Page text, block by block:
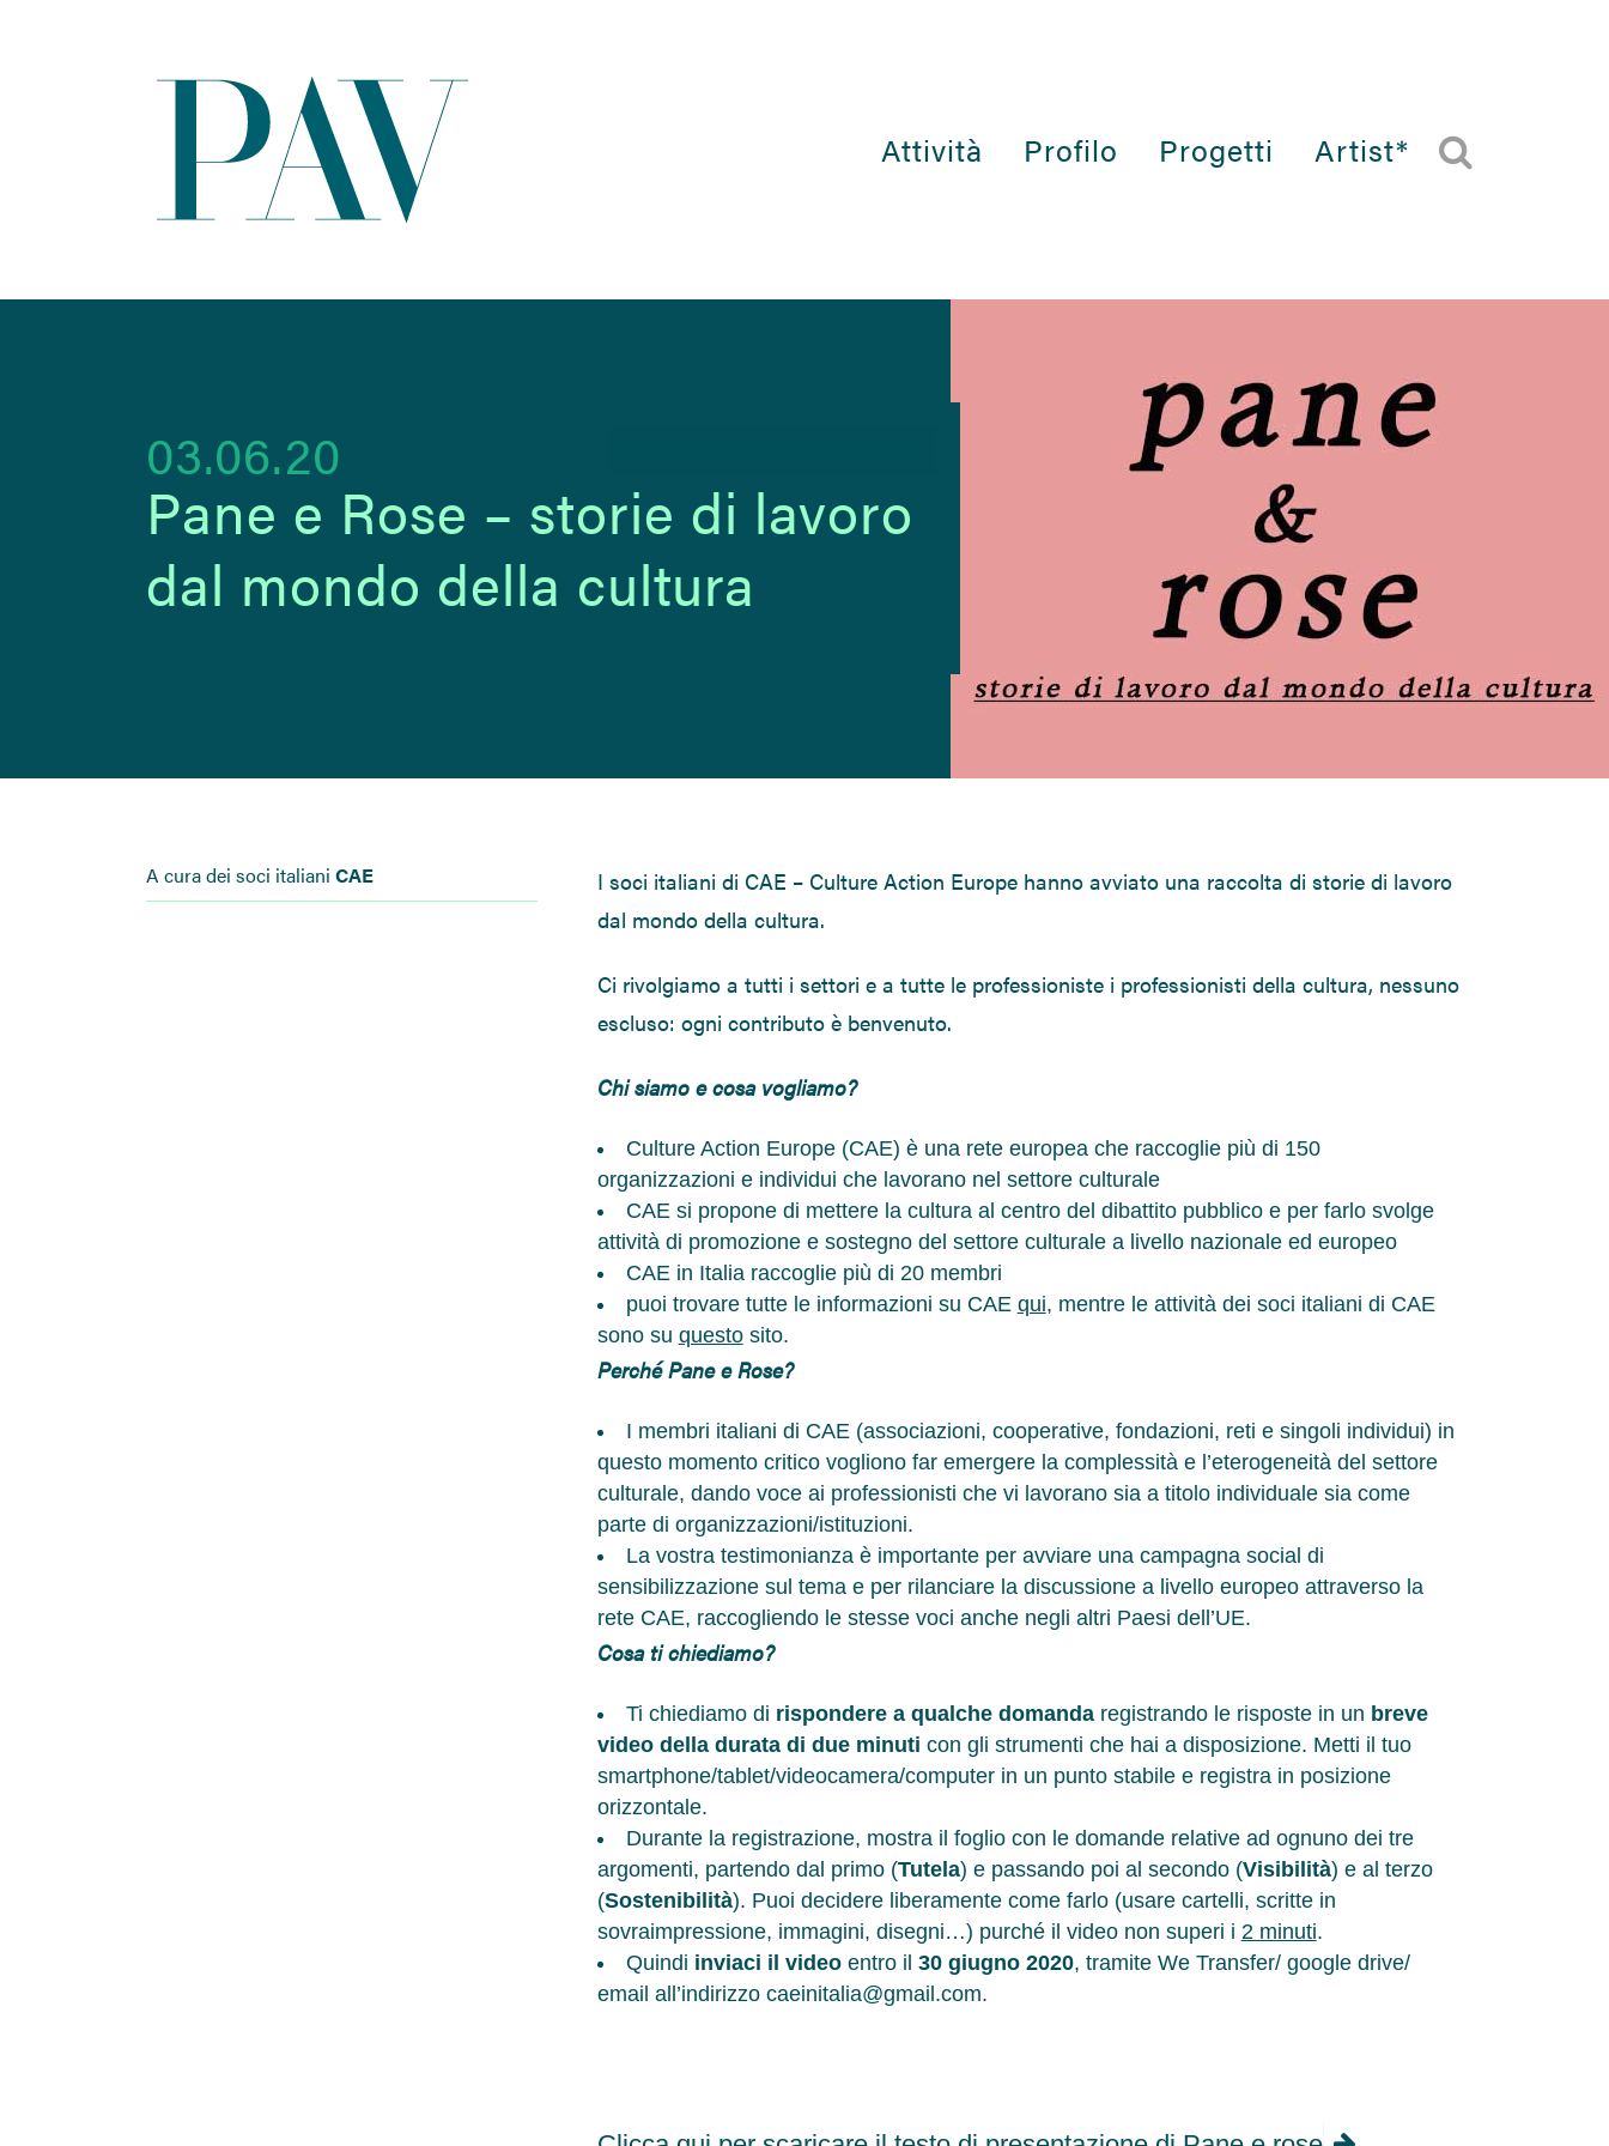
Attività Profilo Progetti Artist*
03.06.20
Pane e Rose – storie di lavoro
dal mondo della cultura
A cura dei soci italiani CAE
I soci italiani di CAE – Culture Action Europe hanno avviato una raccolta di storie di lavoro
dal mondo della cultura.
Ci rivolgiamo a tutti i settori e a tutte le professioniste i professionisti della cultura, nessuno
escluso: ogni contributo è benvenuto.
Chi siamo e cosa vogliamo?
Culture Action Europe (CAE) è una rete europea che raccoglie più di 150
organizzazioni e individui che lavorano nel settore culturale
CAE si propone di mettere la cultura al centro del dibattito pubblico e per farlo svolge
attività di promozione e sostegno del settore culturale a livello nazionale ed europeo
CAE in Italia raccoglie più di 20 membri
puoi trovare tutte le informazioni su CAE qui, mentre le attività dei soci italiani di CAE
sono su questosito.
Perché Pane e Rose?
I membri italiani di CAE (associazioni, cooperative, fondazioni, reti e singoli individui) in
questo momento critico vogliono far emergere la complessità e l’eterogeneità del settore
culturale, dando voce ai professionisti che vi lavorano sia a titolo individuale sia come
parte di organizzazioni/istituzioni.
La vostra testimonianza è importante per avviare una campagna social di
sensibilizzazione sul tema e per rilanciare la discussione a livello europeo attraverso la
rete CAE, raccogliendo le stesse voci anche negli altri Paesi dell’UE.
Cosa ti chiediamo?
Ti chiediamo di rispondere a qualche domandaregistrando le risposte in un breve
video della durata di due minuti con gli strumenti che hai a disposizione. Metti il tuo
smartphone/tablet/videocamera/computer in un punto stabile e registra in posizione
orizzontale.
Durante la registrazione, mostra il foglio con le domande relative ad ognuno dei tre
argomenti, partendo dal primo (Tutela) e passando poi al secondo (Visibilità) e al terzo
(Sostenibilità). Puoi decidere liberamente come farlo (usare cartelli, scritte in
sovraimpressione, immagini, disegni…) purché il video non superi i 2 minuti.
Quindi inviaci il videoentro il 30 giugno 2020, tramite We Transfer/ google drive/
email all’indirizzo caeinitalia@gmail.com.